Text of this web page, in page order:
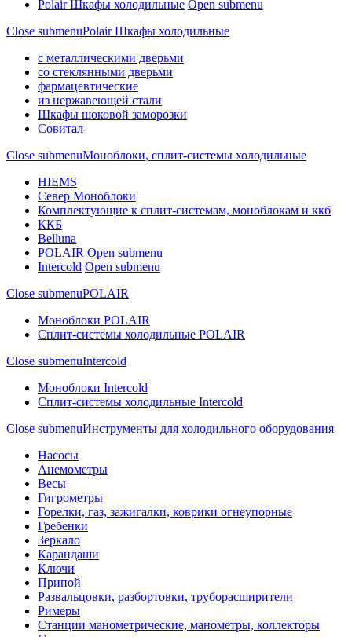
Polair Шкафы холодильные Open submenu
Close submenuPolair Шкафы холодильные
с металлическими дверьми
со стеклянными дверьми
фармацевтические
из нержавеющей стали
Шкафы шоковой заморозки
Совитал
Close submenuМоноблоки, сплит-системы холодильные
HIEMS
Север Моноблоки
Комплектующие к сплит-системам, моноблокам и ккб
ККБ
Belluna
POLAIR Open submenu
Intercold Open submenu
Close submenuPOLAIR
Моноблоки POLAIR
Сплит-системы холодильные POLAIR
Close submenuIntercold
Моноблоки Intercold
Сплит-системы холодильные Intercold
Close submenuИнструменты для холодильного оборудования
Насосы
Анемометры
Весы
Гигрометры
Горелки, газ, зажигалки, коврики огнеупорные
Гребенки
Зеркало
Карандаши
Ключи
Припой
Развальцовки, разбортовки, труборасширители
Римеры
Станции манометрические, манометры, коллекторы